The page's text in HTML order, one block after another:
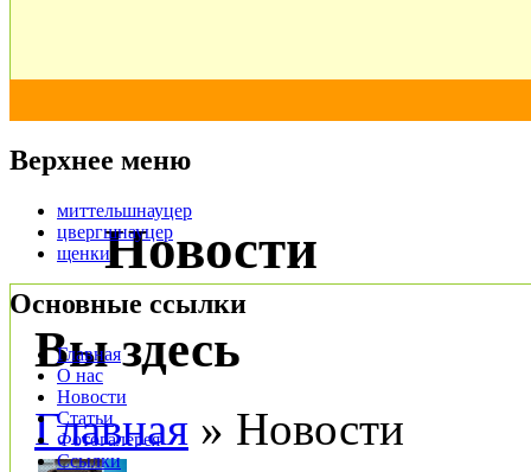
Верхнее меню
миттельшнауцер
цвергшнауцер
щенки
Основные ссылки
Главная
О нас
Новости
Статьи
Фотогалерея
Ссылки
Новости
Вы здесь
Главная » Новости